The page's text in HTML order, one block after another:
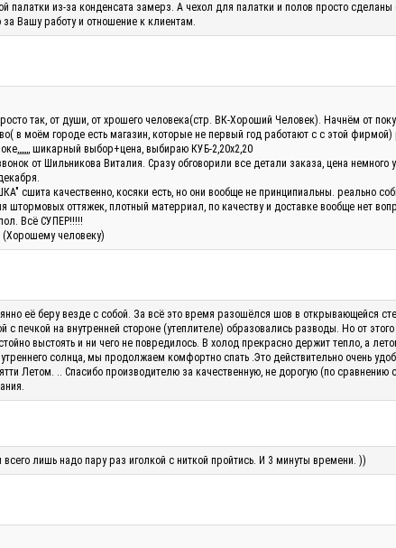
палатки из-за конденсата замерз. А чехол для палатки и полов просто
Вашу работу и отношение к клиентам.
так, от души, от хрошего человека(стр. ВК-Хороший Человек). Начнём от
в моём городе есть магазин, которые не первый год работают с с этой фирмой)
шикарный выбор+цена, выбираю КУБ-2,20х2,20
от Шильникова Виталия. Сразу обговорили все детали заказа, цена немного
сшита качественно, косяки есть, но они вообще не принципиальны. реально
штормовых оттяжек, плотный матерриал, по качеству и доставке вообще нет
Всё СУПЕР!!!!!
(Хорошему человеку)
её беру везде с собой. За всё это время разошёлся шов в открывающейся
печкой на внутренней стороне (утеплителе) образовались разводы. Но от
выстоять и ни чего не повредилось. В холод прекрасно держит тепло, а
солнца, мы продолжаем комфортно спать .Это действительно очень
Летом. .. Спасибо производителю за качественную, не дорогую (по сравнению
лишь надо пару раз иголкой с ниткой пройтись. И 3 минуты времени. ))